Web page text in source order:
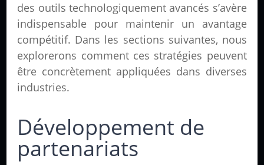
des outils technologiquement avancés s’avère
indispensable pour maintenir un avantage
compétitif. Dans les sections suivantes, nous
explorerons comment ces stratégies peuvent
être concrètement appliquées dans diverses
industries.
Développement de
partenariats